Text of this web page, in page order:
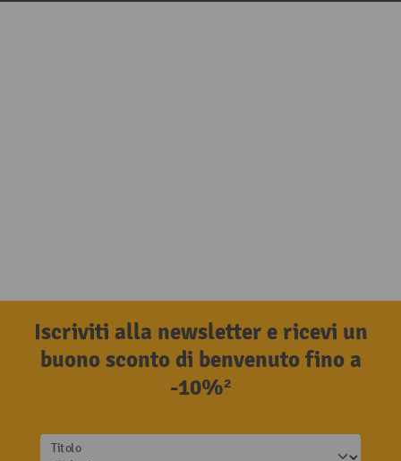
Iscriviti alla newsletter e ricevi un
buono sconto di benvenuto fino a
-10%²
Titolo